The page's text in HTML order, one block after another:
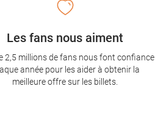
Les fans nous aiment
2,5 millions de fans nous font confiance
année pour les aider à obtenir la
meilleure offre sur les billets.